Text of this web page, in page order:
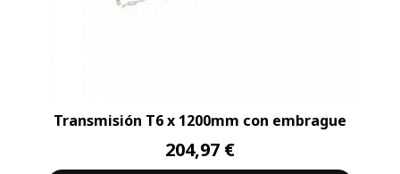
Transmisión T6 x 1200mm con embrague
204,97 €